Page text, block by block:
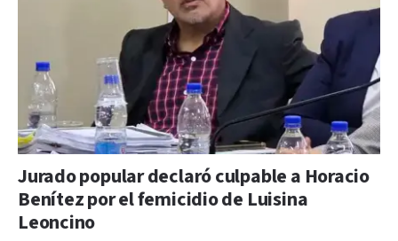
Jurado popular declaró culpable a Horacio
Benítez por el femicidio de Luisina
Leoncino